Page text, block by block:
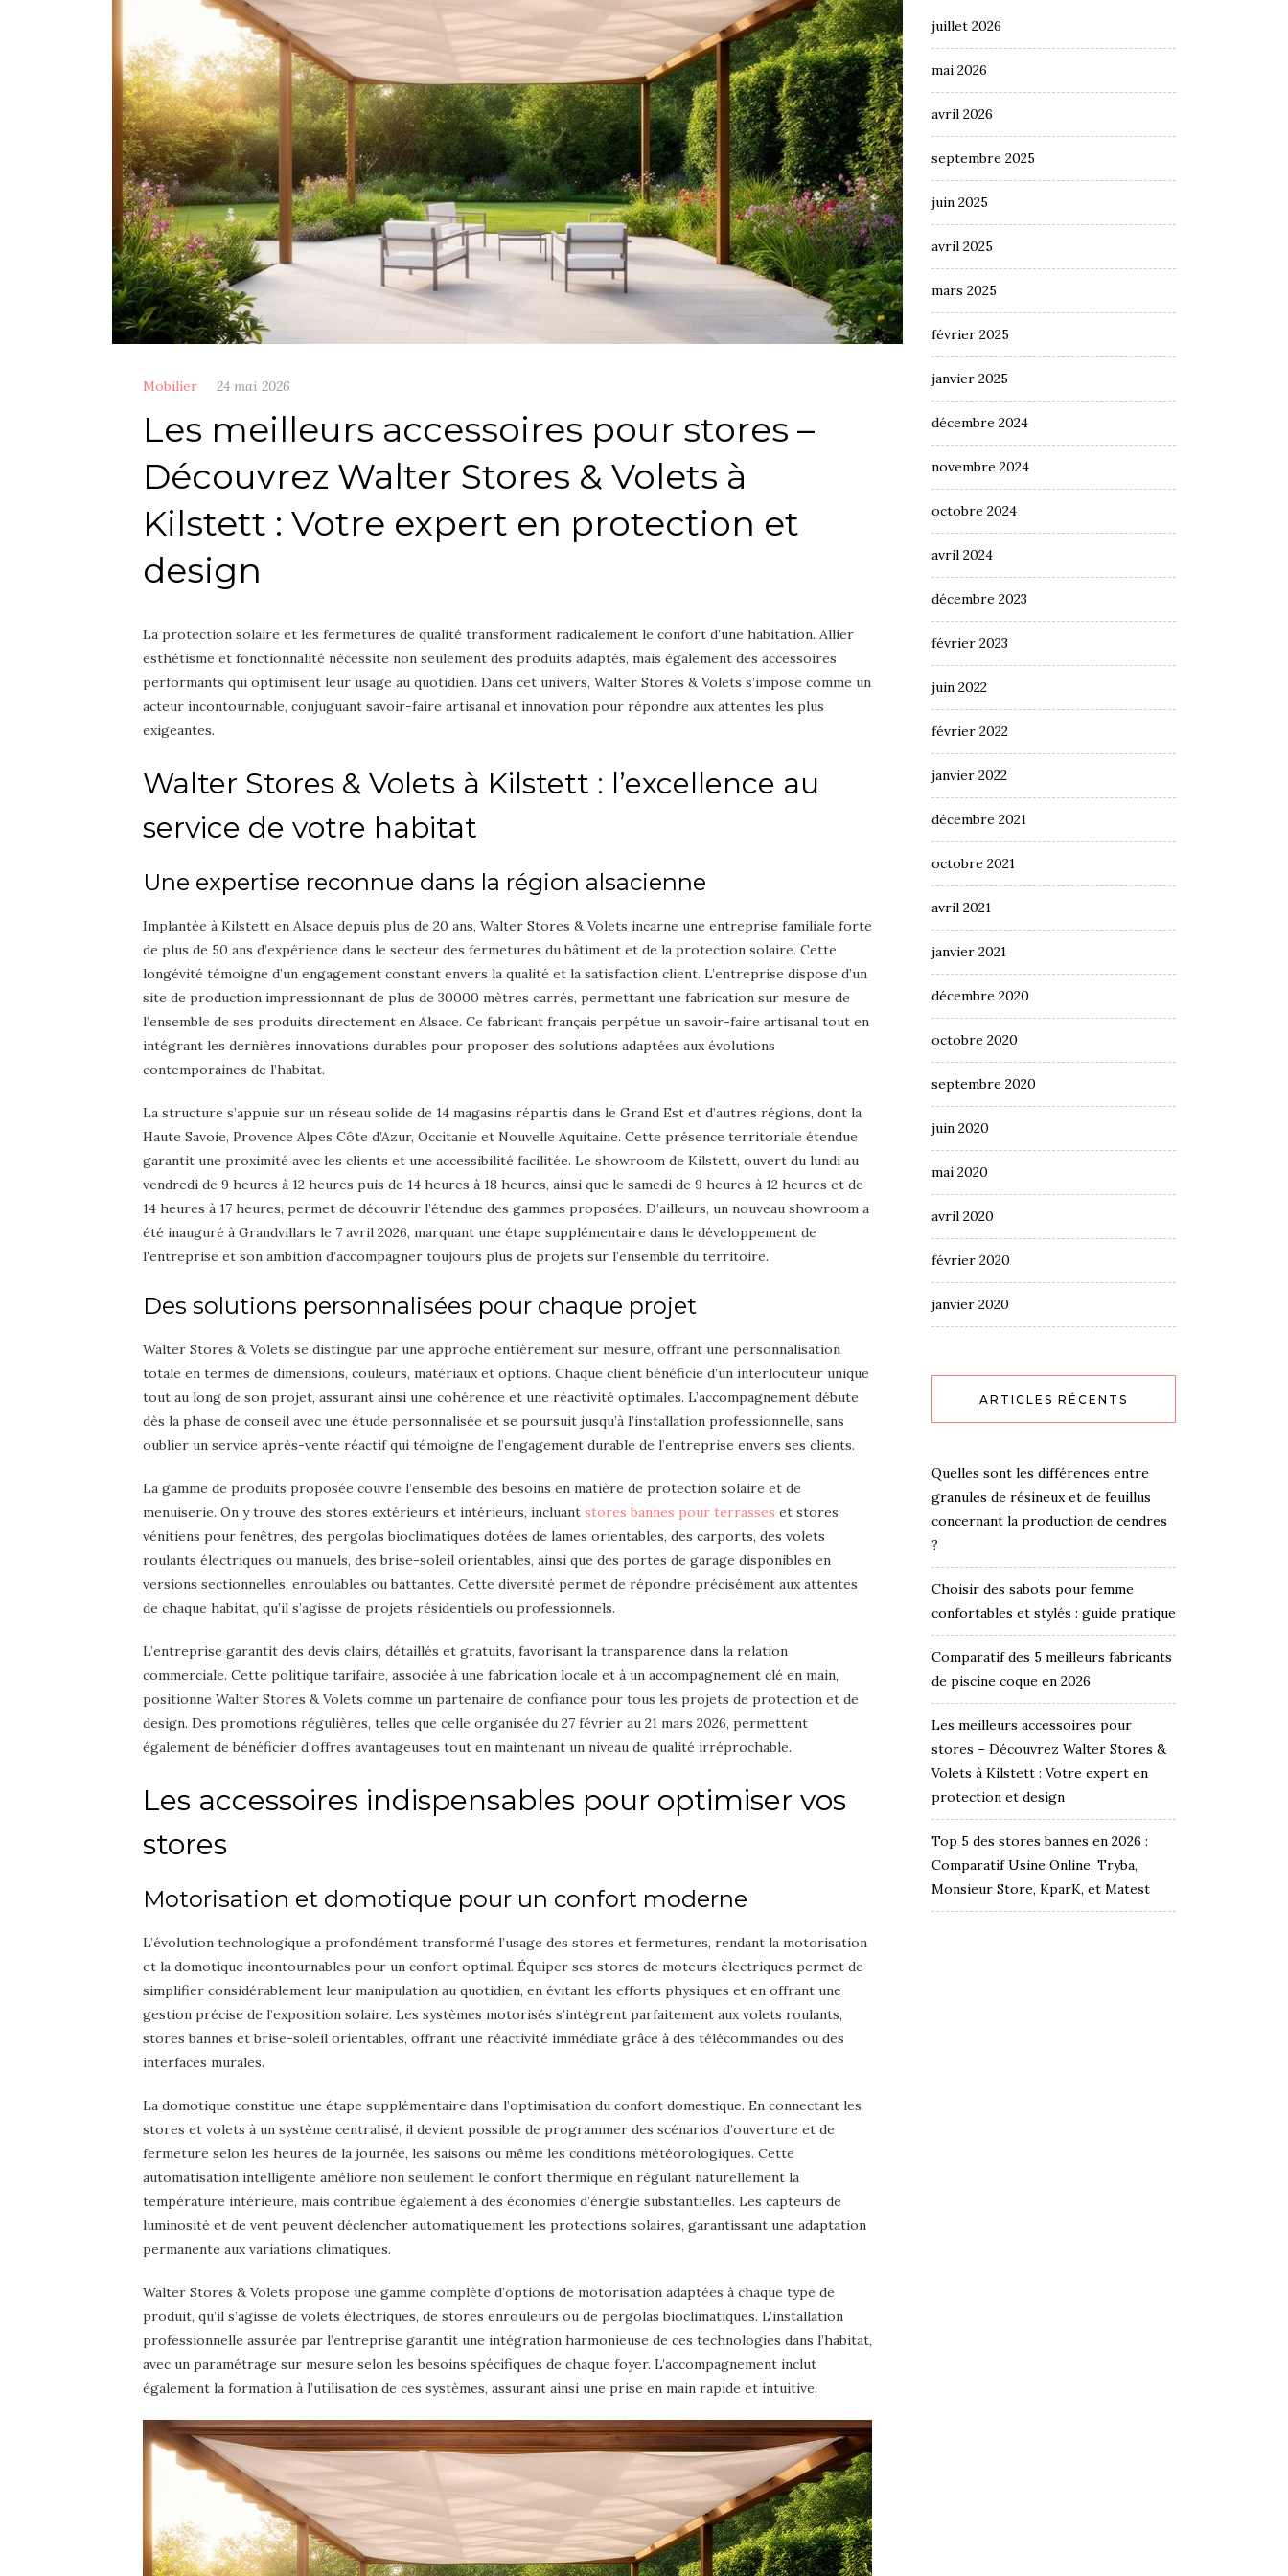
Mobilier 24 mai 2026
Les meilleurs accessoires pour stores –
Découvrez Walter Stores & Volets à
Kilstett : Votre expert en protection et
design
La protection solaire et les fermetures de qualité transforment radicalement le confort d’une habitation. Allier
esthétisme et fonctionnalité nécessite non seulement des produits adaptés, mais également des accessoires
performants qui optimisent leur usage au quotidien. Dans cet univers, Walter Stores & Volets s’impose comme un
acteur incontournable, conjuguant savoir-faire artisanal et innovation pour répondre aux attentes les plus
exigeantes.
Walter Stores & Volets à Kilstett : l’excellence au
service de votre habitat
Une expertise reconnue dans la région alsacienne
Implantée à Kilstett en Alsace depuis plus de 20 ans, Walter Stores & Volets incarne une entreprise familiale forte
de plus de 50 ans d’expérience dans le secteur des fermetures du bâtiment et de la protection solaire. Cette
longévité témoigne d’un engagement constant envers la qualité et la satisfaction client. L’entreprise dispose d’un
site de production impressionnant de plus de 30000 mètres carrés, permettant une fabrication sur mesure de
l’ensemble de ses produits directement en Alsace. Ce fabricant français perpétue un savoir-faire artisanal tout en
intégrant les dernières innovations durables pour proposer des solutions adaptées aux évolutions
contemporaines de l’habitat.
La structure s’appuie sur un réseau solide de 14 magasins répartis dans le Grand Est et d’autres régions, dont la
Haute Savoie, Provence Alpes Côte d’Azur, Occitanie et Nouvelle Aquitaine. Cette présence territoriale étendue
garantit une proximité avec les clients et une accessibilité facilitée. Le showroom de Kilstett, ouvert du lundi au
vendredi de 9 heures à 12 heures puis de 14 heures à 18 heures, ainsi que le samedi de 9 heures à 12 heures et de
14 heures à 17 heures, permet de découvrir l’étendue des gammes proposées. D’ailleurs, un nouveau showroom a
été inauguré à Grandvillars le 7 avril 2026, marquant une étape supplémentaire dans le développement de
l’entreprise et son ambition d’accompagner toujours plus de projets sur l’ensemble du territoire.
Des solutions personnalisées pour chaque projet
Walter Stores & Volets se distingue par une approche entièrement sur mesure, offrant une personnalisation
totale en termes de dimensions, couleurs, matériaux et options. Chaque client bénéficie d’un interlocuteur unique
tout au long de son projet, assurant ainsi une cohérence et une réactivité optimales. L’accompagnement débute
dès la phase de conseil avec une étude personnalisée et se poursuit jusqu’à l’installation professionnelle, sans
oublier un service après-vente réactif qui témoigne de l’engagement durable de l’entreprise envers ses clients.
La gamme de produits proposée couvre l’ensemble des besoins en matière de protection solaire et de
menuiserie. On y trouve des stores extérieurs et intérieurs, incluant stores bannes pour terrasses et stores
vénitiens pour fenêtres, des pergolas bioclimatiques dotées de lames orientables, des carports, des volets
roulants électriques ou manuels, des brise-soleil orientables, ainsi que des portes de garage disponibles en
versions sectionnelles, enroulables ou battantes. Cette diversité permet de répondre précisément aux attentes
de chaque habitat, qu’il s’agisse de projets résidentiels ou professionnels.
L’entreprise garantit des devis clairs, détaillés et gratuits, favorisant la transparence dans la relation
commerciale. Cette politique tarifaire, associée à une fabrication locale et à un accompagnement clé en main,
positionne Walter Stores & Volets comme un partenaire de confiance pour tous les projets de protection et de
design. Des promotions régulières, telles que celle organisée du 27 février au 21 mars 2026, permettent
également de bénéficier d’offres avantageuses tout en maintenant un niveau de qualité irréprochable.
Les accessoires indispensables pour optimiser vos
stores
Motorisation et domotique pour un confort moderne
L’évolution technologique a profondément transformé l’usage des stores et fermetures, rendant la motorisation
et la domotique incontournables pour un confort optimal. Équiper ses stores de moteurs électriques permet de
simplifier considérablement leur manipulation au quotidien, en évitant les efforts physiques et en offrant une
gestion précise de l’exposition solaire. Les systèmes motorisés s’intègrent parfaitement aux volets roulants,
stores bannes et brise-soleil orientables, offrant une réactivité immédiate grâce à des télécommandes ou des
interfaces murales.
La domotique constitue une étape supplémentaire dans l’optimisation du confort domestique. En connectant les
stores et volets à un système centralisé, il devient possible de programmer des scénarios d’ouverture et de
fermeture selon les heures de la journée, les saisons ou même les conditions météorologiques. Cette
automatisation intelligente améliore non seulement le confort thermique en régulant naturellement la
température intérieure, mais contribue également à des économies d’énergie substantielles. Les capteurs de
luminosité et de vent peuvent déclencher automatiquement les protections solaires, garantissant une adaptation
permanente aux variations climatiques.
Walter Stores & Volets propose une gamme complète d’options de motorisation adaptées à chaque type de
produit, qu’il s’agisse de volets électriques, de stores enrouleurs ou de pergolas bioclimatiques. L’installation
professionnelle assurée par l’entreprise garantit une intégration harmonieuse de ces technologies dans l’habitat,
avec un paramétrage sur mesure selon les besoins spécifiques de chaque foyer. L’accompagnement inclut
également la formation à l’utilisation de ces systèmes, assurant ainsi une prise en main rapide et intuitive.
juillet 2026
mai 2026
avril 2026
septembre 2025
juin 2025
avril 2025
mars 2025
février 2025
janvier 2025
décembre 2024
novembre 2024
octobre 2024
avril 2024
décembre 2023
février 2023
juin 2022
février 2022
janvier 2022
décembre 2021
octobre 2021
avril 2021
janvier 2021
décembre 2020
octobre 2020
septembre 2020
juin 2020
mai 2020
avril 2020
février 2020
janvier 2020
ARTICLES RÉCENTS
Quelles sont les différences entre
granules de résineux et de feuillus
concernant la production de cendres
?
Choisir des sabots pour femme
confortables et stylés : guide pratique
Comparatif des 5 meilleurs fabricants
de piscine coque en 2026
Les meilleurs accessoires pour
stores – Découvrez Walter Stores &
Volets à Kilstett : Votre expert en
protection et design
Top 5 des stores bannes en 2026 :
Comparatif Usine Online, Tryba,
Monsieur Store, KparK, et Matest